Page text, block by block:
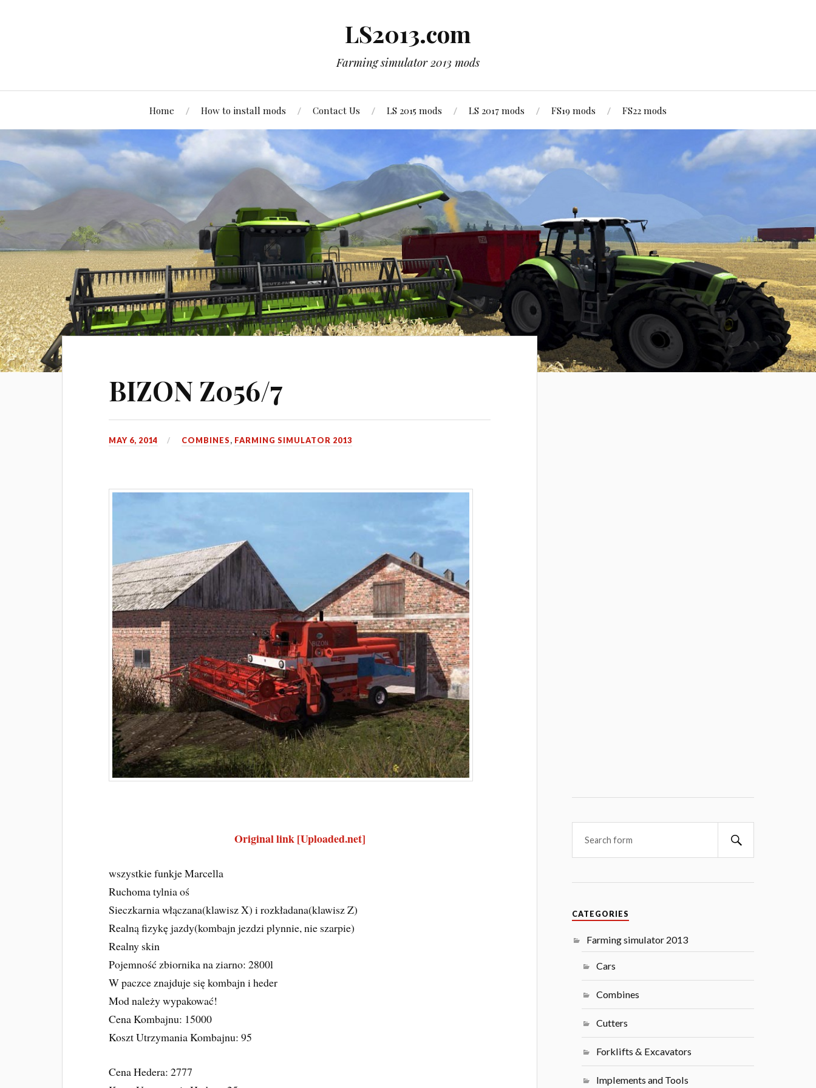
LS2013.com
Farming simulator 2013 mods
Home How to install mods Contact Us LS 2015 mods LS 2017 mods FS19 mods FS22 mods
BIZON Z056/7
MAY 6, 2014 COMBINES, FARMING SIMULATOR 2013
Original link [Uploaded.net]
wszystkie funkje Marcella
Ruchoma tylnia oś
Sieczkarnia włączana(klawisz X) i rozkładana(klawisz Z)
Realną fizykę jazdy(kombajn jezdzi plynnie, nie szarpie)
Realny skin
Pojemność zbiornika na ziarno: 2800l
W paczce znajduje się kombajn i heder
Mod należy wypakować!
Cena Kombajnu: 15000
Koszt Utrzymania Kombajnu: 95
Cena Hedera: 2777
CATEGORIES
Farming simulator 2013
Cars
Combines
Cutters
Forklifts & Excavators
Implements and Tools